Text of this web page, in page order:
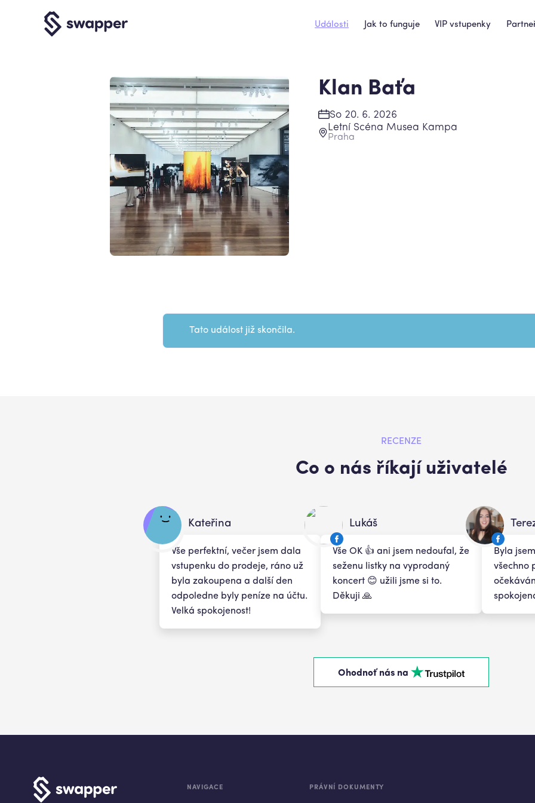
Události Jak to funguje VIP vstupenky
Klan Baťa
So 20. 6. 2026
Letní Scéna Musea Kampa
Praha
Tato událost již skončila.
RECENZE
Co o nás říkají uživatelé
Kateřina
Vše perfektní, večer jsem dala
vstupenku do prodeje, ráno už
byla zakoupena a další den
odpoledne byly peníze na účtu.
Velká spokojenost!
Lukáš
Vše OK 👍 ani jsem nedoufal, že
seženu listky na vyprodaný
koncert 😊 užili jsme si to.
Děkuji 🙏
Byla
všechno
Ohodnoť nás na
NAVIGACE PRÁVNÍ DOKUMENTY